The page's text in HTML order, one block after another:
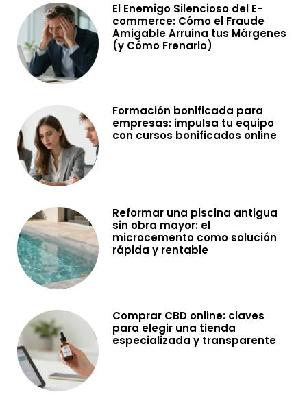
El Enemigo Silencioso del E-
commerce: Cómo el Fraude
Amigable Arruina tus Márgenes
(y Cómo Frenarlo)
Formación bonificada para
empresas: impulsa tu equipo
con cursos bonificados online
Reformar una piscina antigua
sin obra mayor: el
microcemento como solución
rápida y rentable
Comprar CBD online: claves
para elegir una tienda
especializada y transparente